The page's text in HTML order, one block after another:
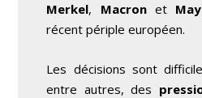
Merkel, Macronet May
récent périple européen.
Les décisions sont
entre autres, des